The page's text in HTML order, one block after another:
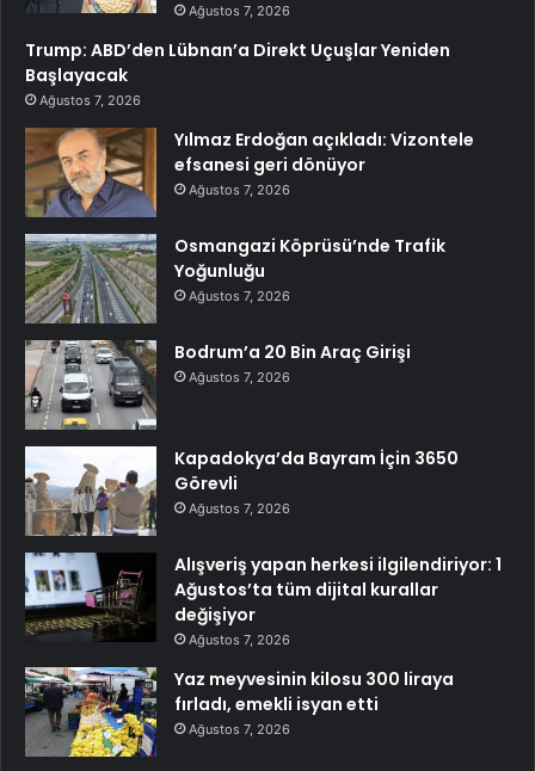
Ağustos 7, 2026
Trump: ABD’den Lübnan’a Direkt Uçuşlar Yeniden
Başlayacak
Ağustos 7, 2026
Yılmaz Erdoğan açıkladı: Vizontele
efsanesi geri dönüyor
Ağustos 7, 2026
Osmangazi Köprüsü’nde Trafik
Yoğunluğu
Ağustos 7, 2026
Bodrum’a 20 Bin Araç Girişi
Ağustos 7, 2026
Kapadokya’da Bayram İçin 3650
Görevli
Ağustos 7, 2026
Alışveriş yapan herkesi ilgilendiriyor: 1
Ağustos’ta tüm dijital kurallar
değişiyor
Ağustos 7, 2026
Yaz meyvesinin kilosu 300 liraya
fırladı, emekli isyan etti
Ağustos 7, 2026